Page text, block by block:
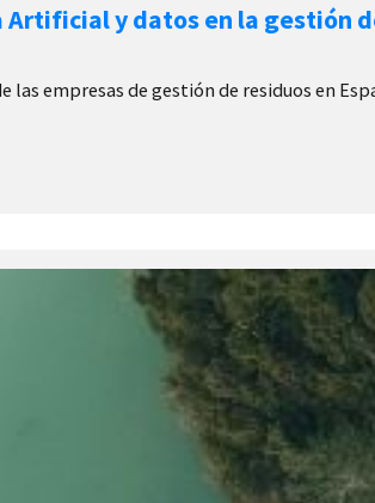
y datos en la gestión
las empresas de gestión de residuos en